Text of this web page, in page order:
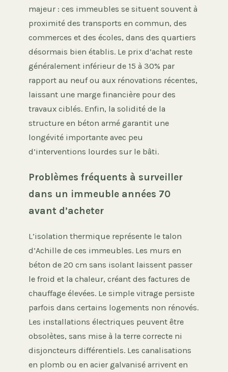
majeur : ces immeubles se situent souvent à
proximité des transports en commun, des
commerces et des écoles, dans des quartiers
désormais bien établis. Le prix d’achat reste
généralement inférieur de 15 à 30% par
rapport au neuf ou aux rénovations récentes,
laissant une marge financière pour des
travaux ciblés. Enfin, la solidité de la
structure en béton armé garantit une
longévité importante avec peu
d’interventions lourdes sur le bâti.
Problèmes fréquents à surveiller
dans un immeuble années 70
avant d’acheter
L’isolation thermique représente le talon
d’Achille de ces immeubles. Les murs en
béton de 20 cm sans isolant laissent passer
le froid et la chaleur, créant des factures de
chauffage élevées. Le simple vitrage persiste
parfois dans certains logements non rénovés.
Les installations électriques peuvent être
obsolètes, sans mise à la terre correcte ni
disjoncteurs différentiels. Les canalisations
en plomb ou en acier galvanisé arrivent en